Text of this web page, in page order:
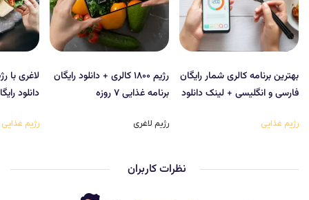
بهترین برنامه کالری شمار رایگان
فارسی و انگلیسی + لینک دانلود
رژیم غذایی
رژیم ۱۸۰۰ کالری + دانلود رایگان
برنامه غذایی ۷ روزه
رژیم لاغری
دانلود
رژیم غذایی
نظرات کاربران